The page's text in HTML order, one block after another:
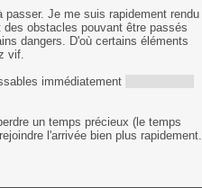
Je me suis rapidement rendu
obstacles pouvant être passés
dangers. D'où certains éléments
vif.
immédiatement
un temps précieux (le temps
l'arrivée bien plus rapidement.